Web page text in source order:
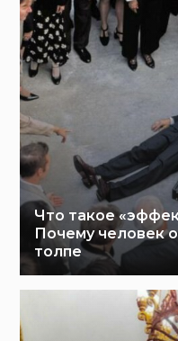
Что такое
Почему человек
толпе